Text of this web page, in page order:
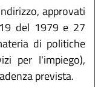
approvati
del 1979 e 27
di politiche
per l'impiego),
prevista.